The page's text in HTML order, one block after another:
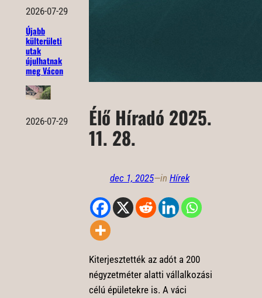
2026-07-29
Újabb
külterületi
utak
újulhatnak
meg Vácon
2026-07-29 Élő Híradó 2025.
11. 28.
dec 1, 2025—in Hírek
Kiterjesztették az adót a 200
négyzetméter alatti vállalkozási
célú épületekre is. A váci